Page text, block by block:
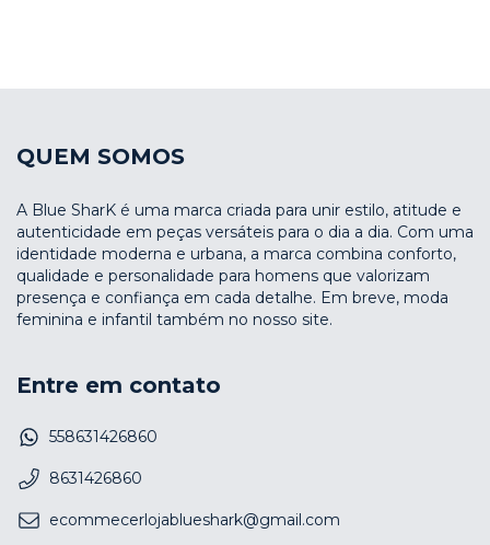
QUEM SOMOS
A Blue SharK é uma marca criada para unir estilo, atitude e
autenticidade em peças versáteis para o dia a dia. Com uma
identidade moderna e urbana, a marca combina conforto,
qualidade e personalidade para homens que valorizam
presença e confiança em cada detalhe. Em breve, moda
feminina e infantil também no nosso site.
Entre em contato
558631426860
8631426860
ecommecerlojablueshark@gmail.com